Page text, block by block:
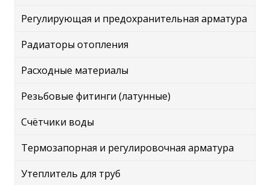
Регулирующая и предохранительная арматура
Радиаторы отопления
Расходные материалы
Резьбовые фитинги (латунные)
Счётчики воды
Термозапорная и регулировочная арматура
Утеплитель для труб